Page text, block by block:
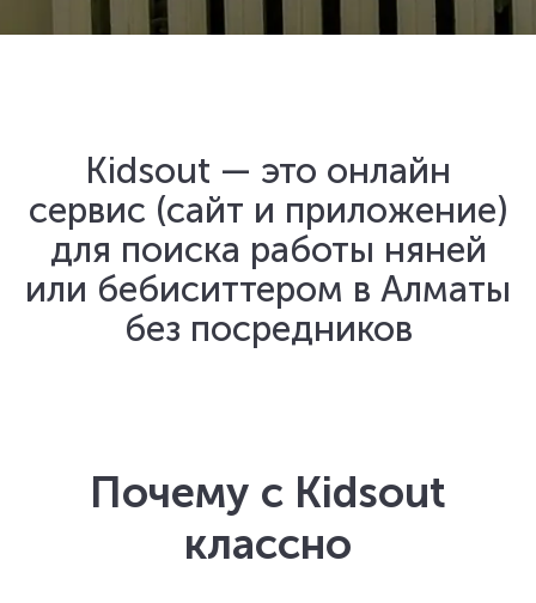
Kidsout — это онлайн
сервис (сайт и приложение)
для поиска работы няней
или бебиситтером в Алматы
без посредников
Почему с Kidsout
классно